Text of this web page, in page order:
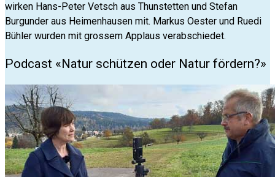
wirken Hans-Peter Vetsch aus Thunstetten und Stefan
Burgunder aus Heimenhausen mit. Markus Oester und Ruedi
Bühler wurden mit grossem Applaus verabschiedet.
Podcast «Natur schützen oder Natur fördern?»